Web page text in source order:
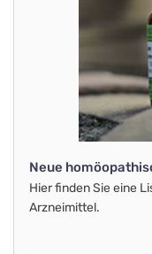
Neue
Hier finden Sie eine
Arzneimittel.